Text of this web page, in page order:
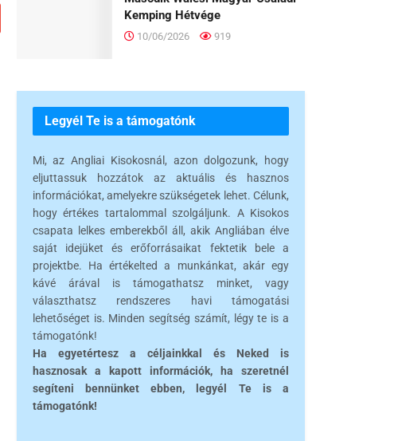
Kemping Hétvége
10/06/2026 919
Legyél Te is a támogatónk
Mi, az Angliai Kisokosnál, azon dolgozunk, hogy
eljuttassuk hozzátok az aktuális és hasznos
információkat, amelyekre szükségetek lehet. Célunk,
hogy értékes tartalommal szolgáljunk. A Kisokos
csapata lelkes emberekből áll, akik Angliában élve
saját idejüket és erőforrásaikat fektetik bele a
projektbe. Ha értékelted a munkánkat, akár egy
kávé árával is támogathatsz minket, vagy
választhatsz rendszeres havi támogatási
lehetőséget is. Minden segítség számít, légy te is a
támogatónk!
Ha egyetértesz a céljainkkal és Neked is
hasznosak a kapott információk, ha szeretnél
segíteni bennünket ebben, legyél Te is a
támogatónk!